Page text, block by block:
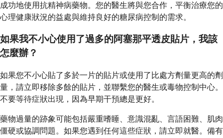
成功地使用抗精神病藥物。您的醫生將與您合作，平衡治療您的
心理健康狀況的益處與維持良好的糖尿病控制的需求。
如果我不小心使用了過多的阿塞那平透皮貼片，我該
怎麼辦？
如果您不小心貼了多於一片的貼片或使用了比處方劑量更高的劑
量，請立即移除多餘的貼片，並聯繫您的醫生或毒物控制中心。
不要等待症狀出現，因為早期干預總是更好。
藥物過量的跡象可能包括嚴重嗜睡、意識混亂、言語困難、肌肉
僵硬或協調問題。如果您遇到任何這些症狀，請立即就醫。備有